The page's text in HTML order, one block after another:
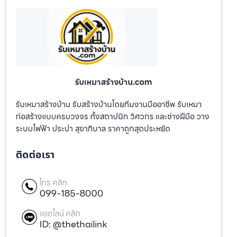
รับเหมาสร้างบ้าน.com
รับเหมาสร้างบ้าน รับสร้างบ้านโดยทีมงานมืออาชีพ รับเหมา
ก่อสร้างแบบครบวงจร ทั้งสถาปนิก วิศวกร และช่างฝีมือ วาง
ระบบไฟฟ้า ประปา สุขาภิบาล ราคาถูกสุดประหยัด
ติดต่อเรา
โทร คลิก
099-185-8000
แอดไลน์ คลิก
ID: @thethailink